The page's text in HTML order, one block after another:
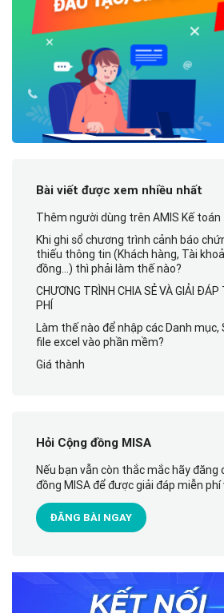
Bài viết được xem nhiều nhất
Thêm người dùng trên AMIS Kế toán
Khi ghi sổ chương trình cảnh báo
thiếu thông tin (Khách hàng, Tài
đồng…) thì phải làm thế nào?
CHƯƠNG TRÌNH CHIA SẺ VÀ GIẢI
PHÍ
Làm thế nào để nhập các Danh
file excel vào phần mềm?
Giá thành
Hỏi Cộng đồng MISA
Nếu bạn vẫn còn thắc mắc hãy đăng
đồng MISA để được giải đáp miễn
ĐĂNG BÀI NGAY